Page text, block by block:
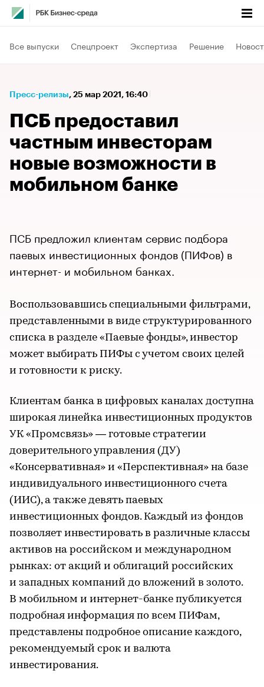
Все выпуски Спецпроект Экспертиза Решение
Пресс-релизы⁠, 25 мар 2021, 16:40
ПСБ предоставил
частным инвесторам
новые возможности в
мобильном банке
ПСБ предложил клиентам сервис подбора
паевых инвестиционных фондов (ПИФов) в
интернет- и мобильном банках.
Воспользовавшись специальными фильтрами,
представленными в виде структурированного
списка в разделе «Паевые фонды», инвестор
может выбирать ПИФы с учетом своих целей
и готовности к риску.
Клиентам банка в цифровых каналах доступна
широкая линейка инвестиционных продуктов
УК «Промсвязь» — готовые стратегии
доверительного управления (ДУ)
«Консервативная» и «Перспективная» на базе
индивидуального инвестиционного счета
(ИИС), а также девять паевых
инвестиционных фондов. Каждый из фондов
позволяет инвестировать в различные классы
активов на российском и международном
рынках: от акций и облигаций российских
и западных компаний до вложений в золото.
В мобильном и интернет-банке публикуется
подробная информация по всем ПИФам,
представлены подробное описание каждого,
рекомендуемый срок и валюта
инвестирования.